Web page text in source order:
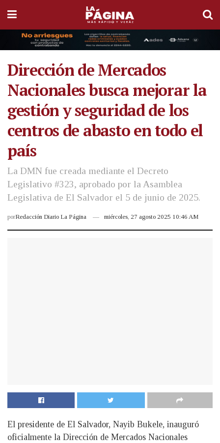
Dirección de Mercados
Nacionales busca mejorar la
gestión y seguridad de los
centros de abasto en todo el
país
La DMN fue creada mediante el Decreto
Legislativo #323, aprobado por la Asamblea
Legislativa de El Salvador el 5 de junio de 2025.
porRedacción Diario La Página miércoles, 27 agosto 2025 10:46 AM
El presidente de El Salvador, Nayib Bukele, inauguró
oficialmente la Dirección de Mercados Nacionales